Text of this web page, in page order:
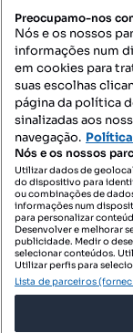
Mapa do Site
Contacte-nos
Preocupamo-nos
Nós e os nossos
informações num
em cookies para
suas escolhas
página da política
sinalizadas aos
navegação.
Nós e os nossos
Utilizar dados de
do dispositivo para
ou combinações de
informações num
para personalizar
Desenvolver e melhorar
publicidade. Medir o
selecionar conteúdos.
Utilizar perfis para
Lista de parceiros